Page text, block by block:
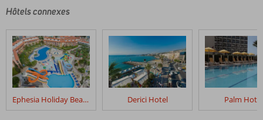
écrits
nos
clients
après
leur
séjour
Unique
Hôtels connexes
Ephesia Holiday Beach Club Derici Hotel Palm Hotel